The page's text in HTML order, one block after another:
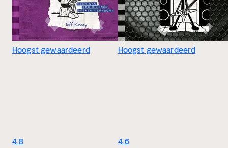
Hoogst gewaardeerd
4.8
Hoogst gewaardeerd
4.6